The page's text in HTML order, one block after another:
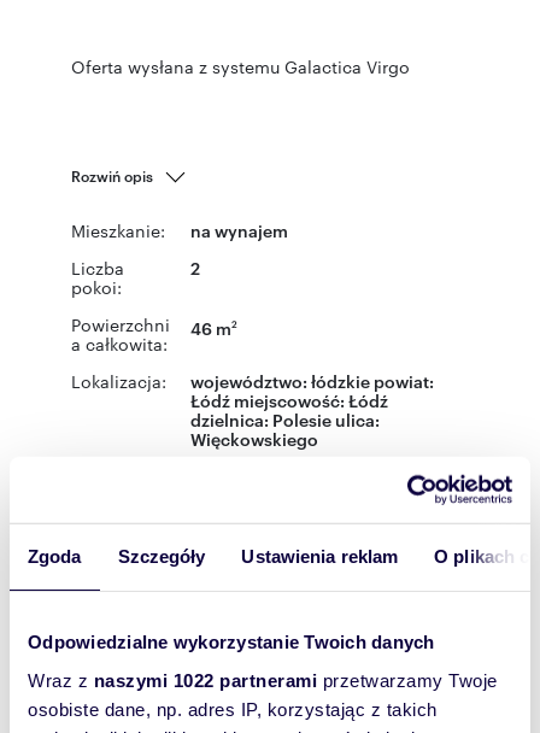
Zgoda Szczegóły Ustawienia reklam O plikach
Odpowiedzialne wykorzystanie Twoich danych
Wraz z naszymi 1022 partnerami przetwarzamy Twoje
osobiste dane, np. adres IP, korzystając z takich
Oferta wysłana z systemu Galactica Virgo
Rozwiń opis
Mieszkanie: na wynajem
Liczba
pokoi:
2
Powierzchni
a całkowita:
46 m2
Lokalizacja: województwo: łódzkie powiat:
Łódź miejscowość: Łódź
dzielnica: Polesie ulica:
Więckowskiego